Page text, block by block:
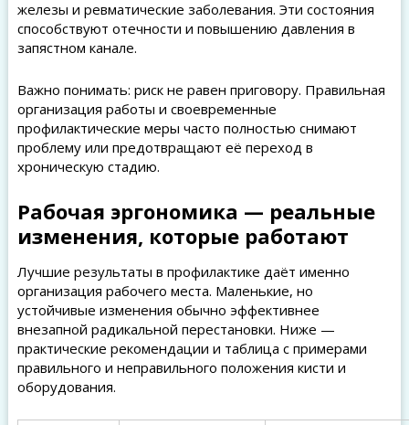
железы и ревматические заболевания. Эти состояния
способствуют отечности и повышению давления в
запястном канале.
Важно понимать: риск не равен приговору. Правильная
организация работы и своевременные
профилактические меры часто полностью снимают
проблему или предотвращают её переход в
хроническую стадию.
Рабочая эргономика — реальные
изменения, которые работают
Лучшие результаты в профилактике даёт именно
организация рабочего места. Маленькие, но
устойчивые изменения обычно эффективнее
внезапной радикальной перестановки. Ниже —
практические рекомендации и таблица с примерами
правильного и неправильного положения кисти и
оборудования.